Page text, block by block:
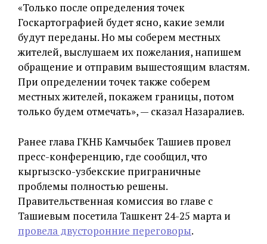
«Только после определения точек
Госкартографией будет ясно, какие земли
будут переданы. Но мы соберем местных
жителей, выслушаем их пожелания, напишем
обращение и отправим вышестоящим властям.
При определении точек также соберем
местных жителей, покажем границы, потом
только будем отмечать», — сказал Назаралиев.
Ранее глава ГКНБ Камчыбек Ташиев провел
пресс-конференцию, где сообщил, что
кыргызско-узбекские приграничные
проблемы полностью решены.
Правительственная комиссия во главе с
Ташиевым посетила Ташкент 24-25 марта и
провела двусторонние переговоры.